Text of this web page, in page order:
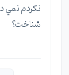
نكردم
شناخت؟